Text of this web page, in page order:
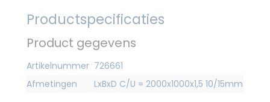
Productspecificaties
Product gegevens
Artikelnummer 726661
Afmetingen
LxBxD C/U = 2000x1000x1,5 10/15mm